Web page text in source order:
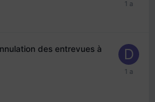
des entrevues à